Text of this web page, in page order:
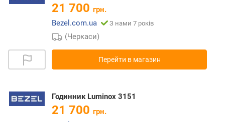
21 700 грн.
Bezel.com.ua
З нами 7 років
(Черкаси)
Перейти в магазин
Годинник Luminox 3151
21 700 грн.